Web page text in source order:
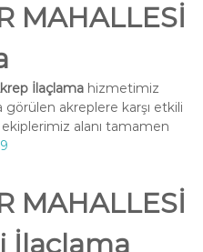
MAHALLESİ
İlaçlamahizmetimiz
görülen akreplere karşı etkili
alanı tamamen
MAHALLESİ
İlaçlama